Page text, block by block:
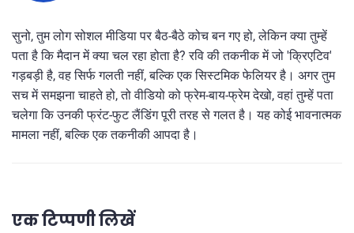
सुनो, तुम लोग सोशल मीडिया पर बैठ-बैठे कोच बन गए हो, लेकिन क्या तुम्हें
पता है कि मैदान में क्या चल रहा होता है? रवि की तकनीक में जो 'क्रिएटिव'
गड़बड़ी है, वह सिर्फ गलती नहीं, बल्कि एक सिस्टमिक फेलियर है। अगर तुम
सच में समझना चाहते हो, तो वीडियो को फ्रेम-बाय-फ्रेम देखो, वहां तुम्हें पता
चलेगा कि उनकी फ्रंट-फुट लैंडिंग पूरी तरह से गलत है। यह कोई भावनात्मक
मामला नहीं, बल्कि एक तकनीकी आपदा है।
एक टिप्पणी लिखें